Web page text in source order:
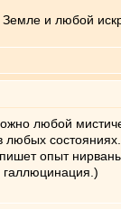
и любой
любой
любых
опыт
галлюцинация.)